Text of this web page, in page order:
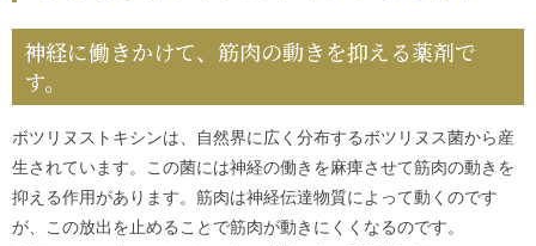
神経に働きかけて、筋肉の動きを抑える薬剤で
す。
ボツリヌストキシンは、自然界に広く分布するボツリヌス菌から産
生されています。この菌には神経の働きを麻痺させて筋肉の動きを
抑える作用があります。筋肉は神経伝達物質によって動くのです
が、この放出を止めることで筋肉が動きにくくなるのです。